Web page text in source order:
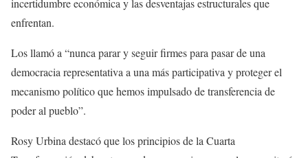
incertidumbre económica y las desventajas estructurales que
enfrentan.
Los llamó a “nunca parar y seguir firmes para pasar de una
democracia representativa a una más participativa y proteger el
mecanismo político que hemos impulsado de transferencia de
poder al pueblo”.
Rosy Urbina destacó que los principios de la Cuarta